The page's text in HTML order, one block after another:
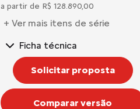
a partir de R$ 128.890,00
+ Ver mais itens de série
Ficha técnica
Solicitar proposta
Comparar versão